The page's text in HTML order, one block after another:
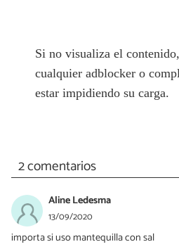
Si no visualiza el
cualquier adblocker o
estar impidiendo su carga.
2 comentarios
Aline Ledesma
13/09/2020
importa si uso mantequilla con sal